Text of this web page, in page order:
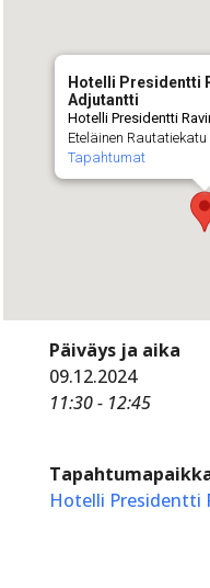
Hotelli Presidentti
Adjutantti
Hotelli Presidentti
Eteläinen Rautatiekatu
Tapahtumat
Päiväys ja aika
09.12.2024
11:30 - 12:45
Hotelli Presidentti